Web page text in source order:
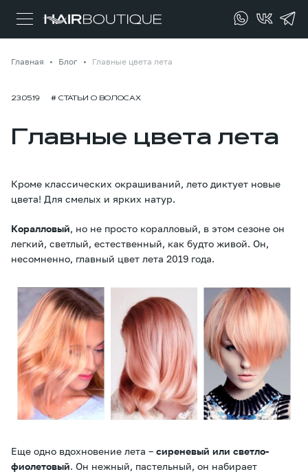
Главная Блог Главные цвета лета
23.05.19 # СТАТЬИ О ВОЛОСАХ
Главные цвета лета
Кроме классических окрашиваний, лето диктует новые
цвета! Для смелых и ярких натур.
Коралловый, но не просто коралловый, в этом сезоне он
легкий, светлый, естественный, как будто живой. Он,
несомненно, главный цвет лета 2019 года.
Еще одно вдохновение лета – сиреневый или светло-
фиолетовый. Он нежный, пастельный, он набирает